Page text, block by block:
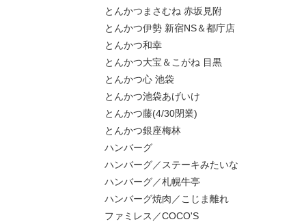
とんかつまさむね 赤坂見附
とんかつ伊勢 新宿NS＆都庁店
とんかつ和幸
とんかつ大宝＆こがね 目黒
とんかつ心 池袋
とんかつ池袋あげいけ
とんかつ藤(4/30閉業)
とんかつ銀座梅林
ハンバーグ
ハンバーグ／ステーキみたいな
ハンバーグ／札幌牛亭
ハンバーグ焼肉／こじま離れ
ファミレス／COCO'S